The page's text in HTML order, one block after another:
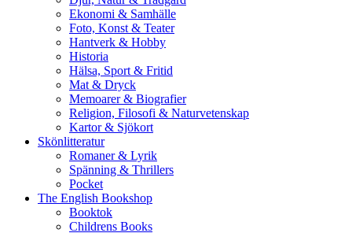
Ekonomi & Samhälle
Foto, Konst & Teater
Hantverk & Hobby
Historia
Hälsa, Sport & Fritid
Mat & Dryck
Memoarer & Biografier
Religion, Filosofi & Naturvetenskap
Kartor & Sjökort
Skönlitteratur
Romaner & Lyrik
Spänning & Thrillers
Pocket
The English Bookshop
Booktok
Childrens Books